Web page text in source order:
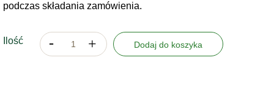
podczas składania zamówienia.
Ilość Dodaj do koszyka